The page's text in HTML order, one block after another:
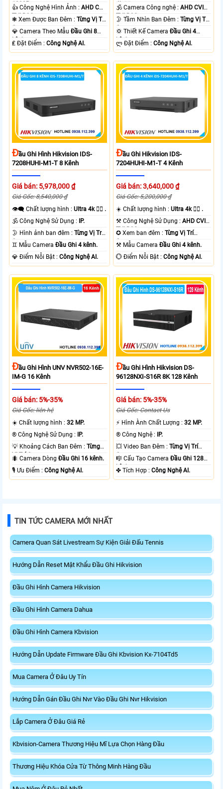
1080P .
👍 Công Nghệ Hình Ảnh :AHD CVI
TVI BCS.
❃ Xem Được Ban Đêm :Từng Vị Trí
Camera .
💎 Camera Theo MẫuĐầu Ghi 8
kênh.
️₤ Đặt Điểm :Công Nghệ AI.
4k 👍🏾 .
🕉️ Camera Công nghệ :AHD CVI
TVI BCS.
🌛 Tầm Nhìn Ban Đêm :Từng Vị Trí
Camera .
💢 Thiết Kế CameraĐầu Ghi 4
kênh.
️ლ Đặt Điểm :Công Nghệ AI.
ĐẦu Ghi Hình Hikvision IDS-
7208HUHI-M1-T 8 Kênh
Giá bán: 5,978,000 ₫
Giá Gốc: 8,540,000 ₫
👁️‍🗨 Chất lượng hình :Ultra 4k 👍🏾 .
🕉️ Công Nghệ Sử Dụng :
IP.
🌛 Hình ảnh ban đêm :Từng Vị Trí
Camera .
♊ Mẫu CameraĐầu Ghi 4 kênh.
️💎 Điểm Nỗi Bật :Công Nghệ AI.
ĐẦu Ghi Hikvision IDS-
7204HUHI-M1-T 4 Kênh
Giá bán: 3,640,000 ₫
Giá Gốc: 5,200,000 ₫
☀️ Chất lượng hình :Ultra 4k 👍🏾 .
⚒ Công Nghệ Sử Dụng :AHD CVI
TVI BCS.
✪ Xem ban đêm :Từng Vị Trí
Camera .
⚒ Mẫu CameraĐầu Ghi 4 kênh.
️💮 Điểm Nỗi Bật :Công Nghệ AI.
ĐẦu Ghi Hình UNV NVR502-16E-
IM-G 16 Kênh
Giá bán: 5%-35%
Giá Gốc: liên hệ
☀️ Chất lượng hình :32 MP.
®️ Công Nghệ Sử Dụng :
IP.
💡 Khoảng Cách Ban Đêm :Từng
Vị Trí Camera .
🐜 Camera DòngĐầu Ghi 16 kênh.
️🎙 Ưu Điểm :Công Nghệ AI.
ĐẦu Ghi Hình Hikvision DS-
96128NXI-S16R 8K 128 Kênh
Giá bán: 5%-35%
Giá Gốc: Contact Us
️⚡ Hình Ành Chất Lượng :32 MP.
®️ Công Nghệ :
IP.
💥 Video Ban Đêm :Từng Vị Trí
Camera .
🎼️ Cấu Tạo CameraĐầu Ghi 128
kênh.
️✤ Tích Hợp :Công Nghệ AI.
TIN TỨC CAMERA MỚI NHẤT
Camera Quan Sát Livestream Sự Kiện Giải Đấu Tennis
Hướng Dẫn Reset Mật Khẩu Đầu Ghi Hikvision
Đầu Ghi Hình Camera Hikvision
Đầu Ghi Hình Camera Dahua
Đầu Ghi Hình Camera Kbvision
Hướng Dẫn Update Firmware Đầu Ghi Kbvision Kx-7104Td5
Mua Camera Ở Đâu Uy Tín
Hướng Dẫn Gán Đầu Ghi Nvr Vào Đầu Ghi Nvr Hikvision
Lắp Camera Ở Đâu Giá Rẻ
Kbvision-Camera Thương Hiệu Mĩ Lựa Chọn Hàng Đầu
Thương Hiệu Khóa Cửa Từ Thông Minh Hàng Đầu